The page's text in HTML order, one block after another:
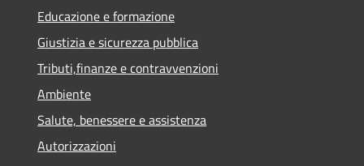
Educazione e formazione
Giustizia e sicurezza pubblica
Tributi,finanze e contravvenzioni
Ambiente
Salute, benessere e assistenza
Autorizzazioni